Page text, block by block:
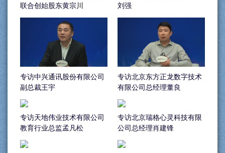
联合创始股东黄宗川
刘强
专访中兴通讯股份有限公司
副总裁王宇
专访北京东方正龙数字技术
有限公司总经理董良
专访天地伟业技术有限公司
教育行业总监孟凡松
专访北京瑞格心灵科技有限
公司总经理肖建锋